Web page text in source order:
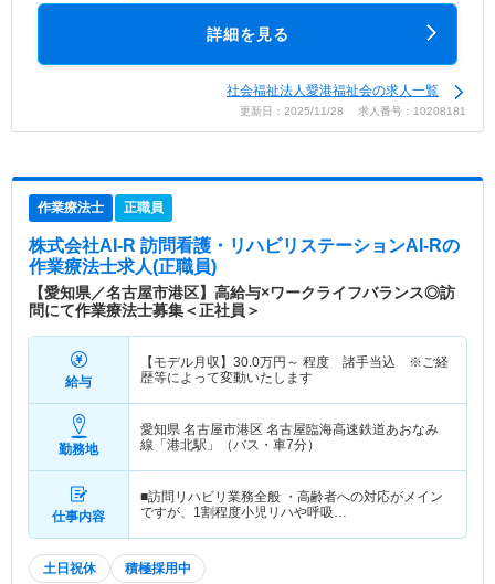
詳細を見る
社会福祉法人愛港福祉会の求人一覧
更新日：2025/11/28 求人番号：10208181
作業療法士 正職員
株式会社AI-R 訪問看護・リハビリステーションAI-Rの
作業療法士求人(正職員)
【愛知県／名古屋市港区】高給与×ワークライフバランス◎訪
問にて作業療法士募集＜正社員＞
給与
【モデル月収】 30.0万円～ 程度 諸手当込 ※ご経
歴等によって変動いたします
勤務地
愛知県 名古屋市港区 名古屋臨海高速鉄道あおなみ
線「港北駅」（バス・車7分）
仕事内容
■訪問リハビリ業務全般 ・高齢者への対応がメイン
ですが、1割程度小児リハや呼吸…
土日祝休 積極採用中